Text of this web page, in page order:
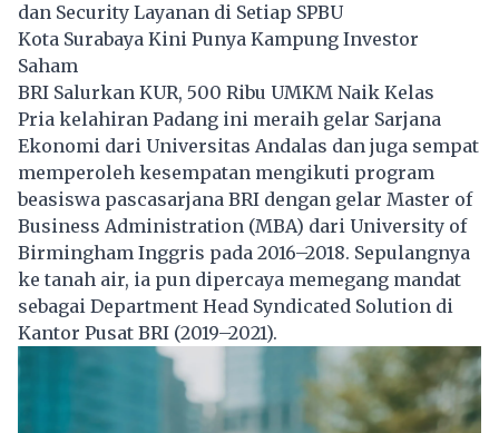
dan Security Layanan di Setiap SPBU
Kota Surabaya Kini Punya Kampung Investor
Saham
BRI Salurkan KUR, 500 Ribu UMKM Naik Kelas
Pria kelahiran Padang ini meraih gelar Sarjana
Ekonomi dari Universitas Andalas dan juga sempat
memperoleh kesempatan mengikuti program
beasiswa pascasarjana BRI dengan gelar Master of
Business Administration (MBA) dari University of
Birmingham Inggris pada 2016–2018. Sepulangnya
ke tanah air, ia pun dipercaya memegang mandat
sebagai Department Head Syndicated Solution di
Kantor Pusat BRI (2019–2021).